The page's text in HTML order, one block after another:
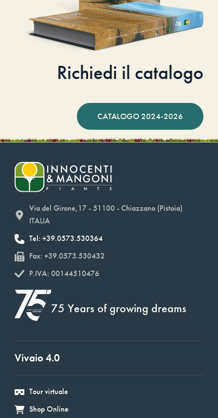
Richiedi il catalogo
CATALOGO 2024-2026
Via del Girone,17 - 51100 - Chiazzano (Pistoia)
ITALIA
Tel: +39.0573.530364
Fax: +39.0573.530432
P.IVA: 00144510476
75 Years of growing dreams
Vivaio 4.0
Tour virtuale
Shop Online